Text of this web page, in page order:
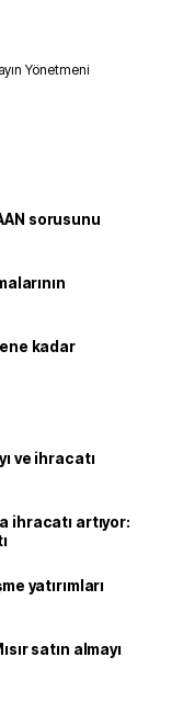
Yönetmeni
sorusunu
kadar
ve ihracatı
ihracatı artıyor:
yatırımları
satın almayı